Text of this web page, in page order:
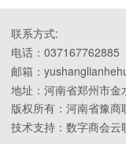
联系方式:
电话：037167762885
邮箱：
地址：河南省郑州市
版权所有：河南省豫
技术支持：数字商会云